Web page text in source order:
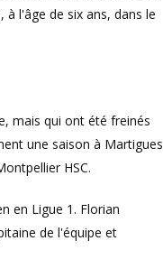
l'âge de six ans, dans le
mais qui ont été freinés
une saison à Martigues
HSC.
en Ligue 1. Florian
de l'équipe et